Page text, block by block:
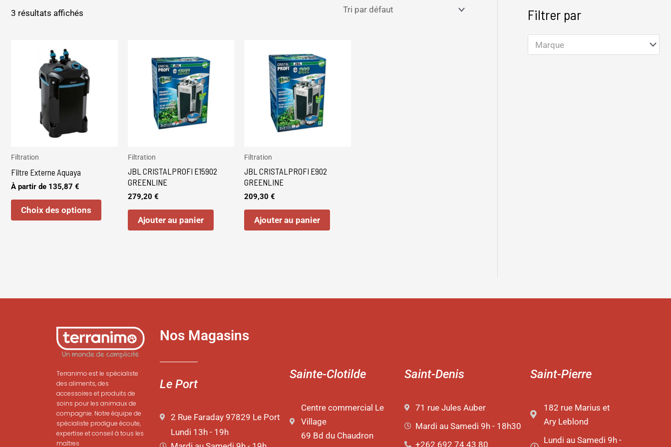
3 résultats affichés
Filtration
Filtre Externe Aquaya
À partir de 135,87 €
Choix des options
choisies
la
Filtration
JBL CRISTALPROFI E15902
GREENLINE
279,20 €
Ajouter au panier
Filtration
JBL CRISTALPROFI E902
GREENLINE
209,30 €
Ajouter au panier
Filtrer par
Marque
Terranimo est le spécialiste
des aliments, des
accessoires et produits de
soins pour les animaux de
compagnie. Notre équipe de
spécialiste prodigue écoute,
expertise et conseil à tous les
maîtres
Nos Magasins
Le Port
2 Rue Faraday 97829 Le Port
Lundi 13h - 19h
Sainte-Clotilde
Centre commercial Le
Village
69 Bd du Chaudron
Saint-Denis
71 rue Jules Auber
Mardi au Samedi 9h - 18h30
+262 692 74 43 80
Saint-Pierre
182 rue Marius et
Ary Leblond
Lundi au Samedi 9h -